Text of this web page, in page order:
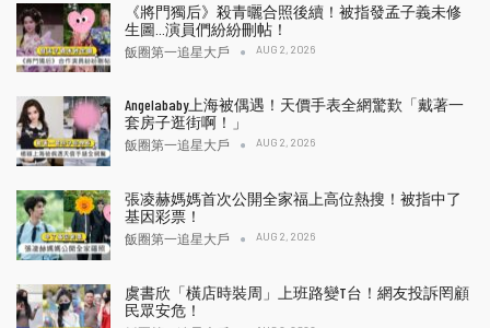
《將門獨后》殺青曬合照後續！被指發孟子義未修
生圖…演員們紛紛刪帖！
飯圈第一追星大戶 AUG 2, 2026
Angelababy上海被偶遇！天價手表全網驚歎「戴著一
套房子逛街啊！」
飯圈第一追星大戶 AUG 2, 2026
張凌赫媽媽首次公開全家福上高位熱搜！被指中了
基因彩票！
飯圈第一追星大戶 AUG 2, 2026
虞書欣「橫店時裝周」上班路變T台！網友投訴罔顧
民眾安危！